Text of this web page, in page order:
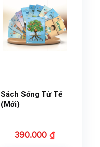
Sách Sống Tử Tế
(Mới)
390.000₫